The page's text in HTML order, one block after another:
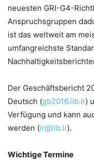
neuesten GRI-G4-
Anspruchsgruppen
ist das weltweit am
umfangreichste
Der Geschäftsbericht
Deutsch (gb2016.llb.li)
Verfügung und kann
werden (ir@llb.li).
WichtigeTermine